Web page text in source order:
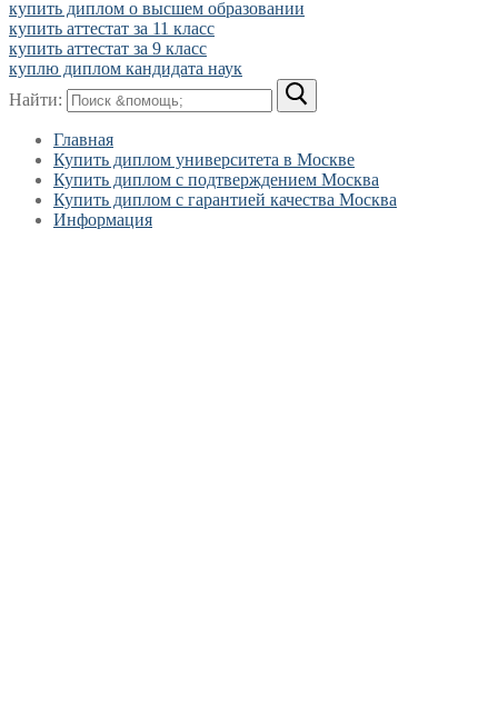
купить диплом о высшем образовании
купить аттестат за 11 класс
купить аттестат за 9 класс
куплю диплом кандидата наук
Найти:
Главная
Купить диплом университета в Москве
Купить диплом с подтверждением Москва
Купить диплом с гарантией качества Москва
Информация